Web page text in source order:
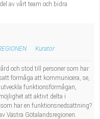
av vårt team och bidra
Kurator
och stöd till personer som har
förmåga att kommunicera, se,
funktionsförmågan,
att aktivt delta i
har en funktionsnedsättning?
Västra Götalandsregionen.